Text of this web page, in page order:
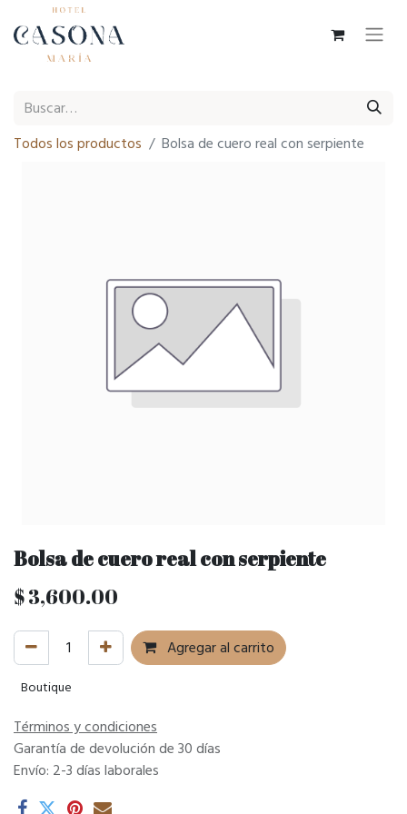
Todos los productos Bolsa de cuero real con serpiente
Bolsa de cuero real con serpiente
$3,600.00
Agregar al carrito
Boutique
Términos y condiciones
Garantía de devolución de 30 días
Envío: 2-3 días laborales